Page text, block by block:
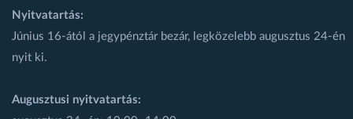
Nyitvatartás:
Június 16-ától a jegypénztár bezár, legközelebb augusztus 24-én
nyit ki.
Augusztusi nyitvatartás: